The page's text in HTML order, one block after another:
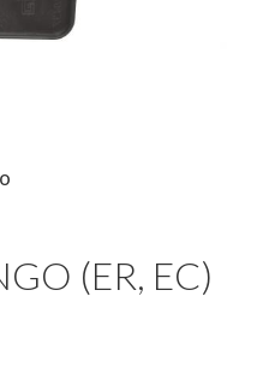
(ER, EC)